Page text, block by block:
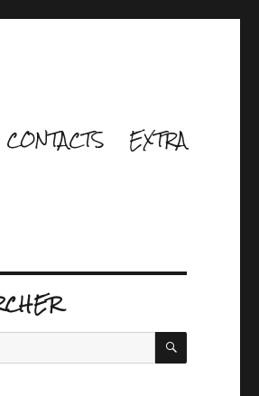
CONTACTS EXTRA